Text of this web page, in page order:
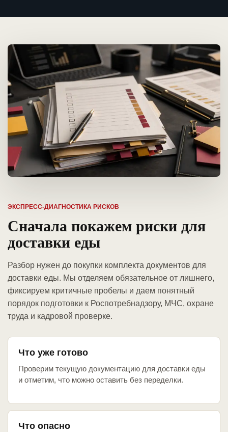
ЭКСПРЕСС-ДИАГНОСТИКА РИСКОВ
Сначала покажем риски для
доставки еды
Разбор нужен до покупки комплекта документов для
доставки еды. Мы отделяем обязательное от лишнего,
фиксируем критичные пробелы и даем понятный
порядок подготовки к Роспотребнадзору, МЧС, охране
труда и кадровой проверке.
Что уже готово
Проверим текущую документацию для доставки еды
и отметим, что можно оставить без переделки.
Что опасно